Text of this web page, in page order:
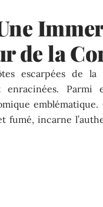
de la
escarpées de
enracinées. Parmi
emblématique.
fumé, incarne